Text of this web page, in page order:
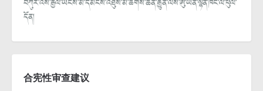
བཀུར་འོས་རྒྱལ་ཡོངས་མི་དམངས་འཐུས་མི་ཚོགས་ཆེན་རྒྱུན་ལས་ཨུ་ཡོན་ལྷན་ཁང་ལ་ཕུལ་
དོན།
合宪性审查建议